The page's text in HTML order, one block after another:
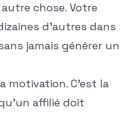
chose. Votre
d'autres dans
jamais générer un
motivation. C'est la
affilié doit